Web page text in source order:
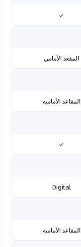
✓
المقعد الأمامي
المقاعد الأمامية
✓
Digital
المقاعد الأمامية